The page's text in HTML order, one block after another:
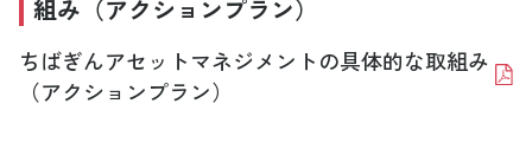
組み（アクションプラン）
ちばぎんアセットマネジメントの具体的な取組み
（アクションプラン）